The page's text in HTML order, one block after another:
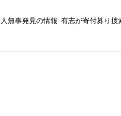
無事発見の情報 有志が寄付募り捜